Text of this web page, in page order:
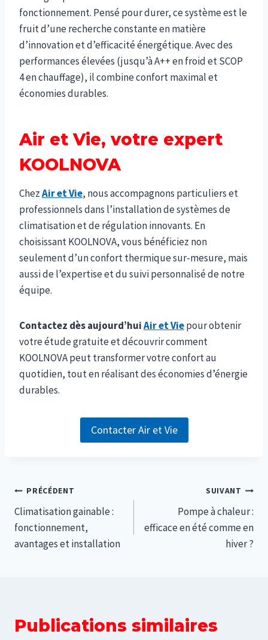
fonctionnement. Pensé pour durer, ce système est le
fruit d’une recherche constante en matière
d’innovation et d’efficacité énergétique. Avec des
performances élevées (jusqu’à A++ en froid et SCOP
4 en chauffage), il combine confort maximal et
économies durables.
Air et Vie, votre expert
KOOLNOVA
ChezAir et Vie, nous accompagnons particuliers et
professionnels dans l’installation de systèmes de
climatisation et de régulation innovants. En
choisissant KOOLNOVA, vous bénéficiez non
seulement d’un confort thermique sur-mesure, mais
aussi de l’expertise et du suivi personnalisé de notre
équipe.
Contactez dès aujourd’huiAir et Viepour obtenir
votre étude gratuite et découvrir comment
KOOLNOVA peut transformer votre confort au
quotidien, tout en réalisant des économies d’énergie
durables.
Contacter Air et Vie
Navigation
de
l’article
PRÉCÉDENT
Climatisation gainable :
fonctionnement,
avantages et installation
SUIVANT
Pompe à chaleur :
efficace en été comme en
hiver ?
Publications similaires